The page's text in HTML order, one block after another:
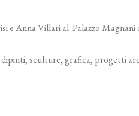
e Anna Villari al Palazzo
dipinti, sculture, grafica, progetti